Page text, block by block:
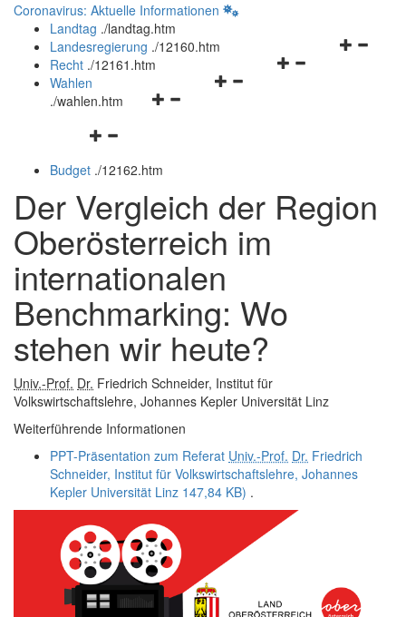
Coronavirus: Aktuelle Informationen
Landtag ./landtag.htm
Navigationsmenü
Landesregierung ./12160.htm
Navigationsmenü
Recht ./12161.htm
Navigationsmenü
Wahlen
./wahlen.htm
Navigationsmenü
und
Budget ./12162.htm
Der Vergleich der Region
Oberösterreich im
internationalen
Benchmarking: Wo
stehen wir heute?
Univ.-Prof. Dr. Friedrich Schneider, Institut für
Volkswirtschaftslehre, Johannes Kepler Universität Linz
Weiterführende Informationen
PPT-Präsentation zum Referat Univ.-Prof. Dr. Friedrich
Schneider, Institut für Volkswirtschaftslehre, Johannes
Kepler Universität Linz 147,84 KB) .